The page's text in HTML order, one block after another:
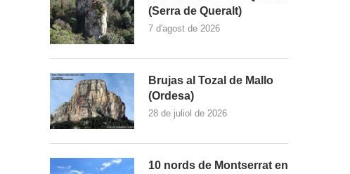
(Serra de Queralt)
7 d'agost de 2026
Brujas al Tozal de Mallo
(Ordesa)
28 de juliol de 2026
10 nords de Montserrat en